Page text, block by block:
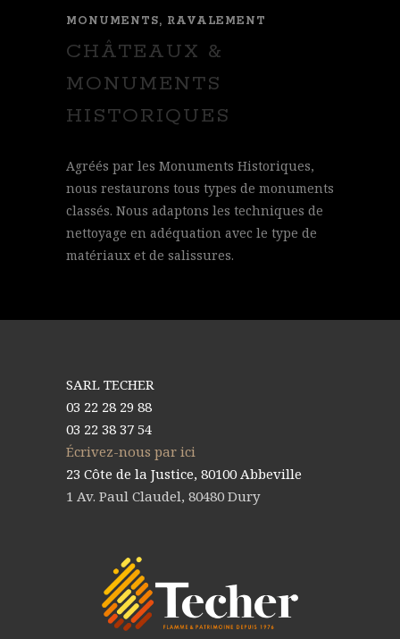
MONUMENTS, RAVALEMENT
CHÂTEAUX &
MONUMENTS
HISTORIQUES
Agréés par les Monuments Historiques,
nous restaurons tous types de monuments
classés. Nous adaptons les techniques de
nettoyage en adéquation avec le type de
matériaux et de salissures.
SARL TECHER
03 22 28 29 88
03 22 38 37 54
Écrivez-nous par ici
23 Côte de la Justice, 80100 Abbeville
1 Av. Paul Claudel, 80480 Dury